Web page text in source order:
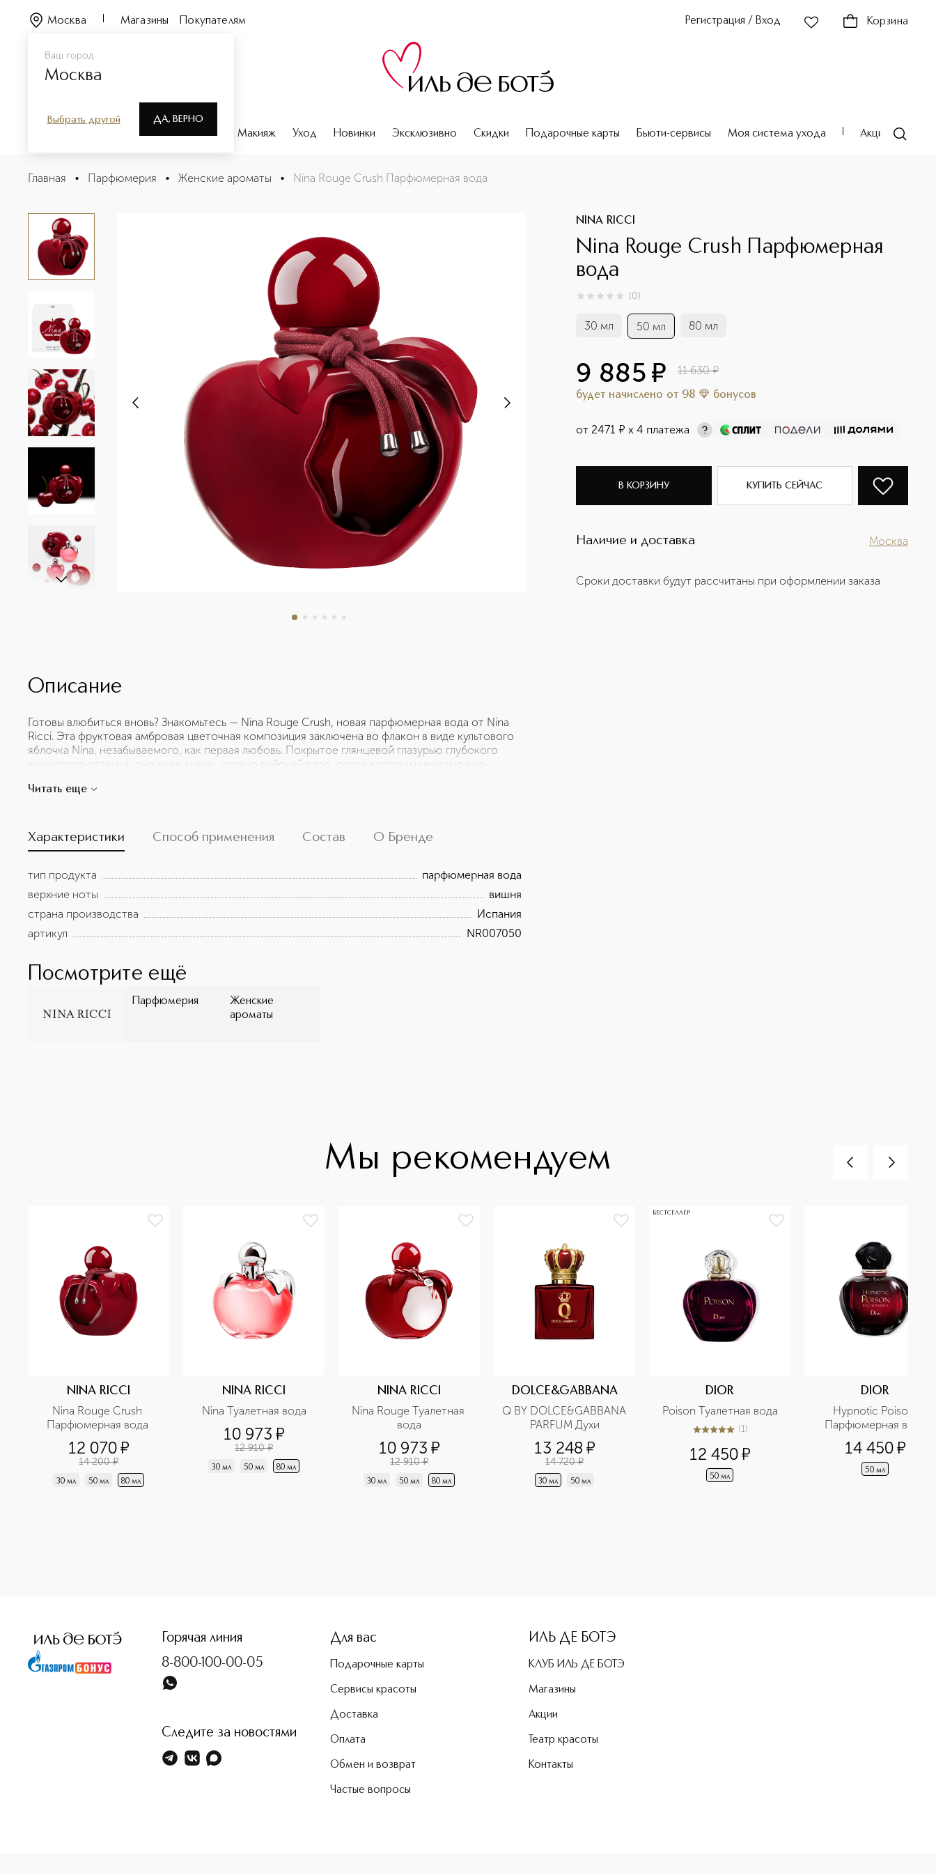
Ваш город
Москва
Выбрать другой ДА, ВЕРНО
Москва Магазины Покупателям Регистрация / Вход Корзина
Парфюмерия Макияж Уход Новинки Эксклюзивно Скидки Подарочные карты Бьюти-сервисы Моя система ухода Акции
Nina Rouge Crush Парфюмерная вода
Описание
Главная • Парфюмерия • Женские ароматы • Nina Rouge Crush Парфюмерная вода
NINA RICCI
Nina Rouge Crush Парфюмерная
вода
0из 0 (0)
30 мл 50 мл 80 мл
9 885 ¤ 11 630 ¤
будет начислено от 98 бонусов
от 2471 ¤ х 4 платежа
В КОРЗИНУ КУПИТЬ СЕЙЧАС
Наличие и доставка Москва
Сроки доставки будут рассчитаны при оформлении заказа
Описание
Готовы влюбиться вновь? Знакомьтесь — Nina Rouge Crush, новая парфюмерная вода от Nina
Ricci. Эта фруктовая амбровая цветочная композиция заключена во флакон в виде культового
яблочка Nina, незабываемого, как первая любовь. Покрытое глянцевой глазурью глубокого
вишнёвого оттенка, оно надкушено, словно райский плод, перед которым невозможно
теплоту, Nina Rouge Crush покоряет сердца своим звучанием. Сочная вишня и малина
романтики и бескомпромиссной женственности.
Читать еще
Характеристики Способ применения Состав О Бренде
тип продукта
парфюмерная вода
верхние ноты
вишня
страна производства
Испания
артикул
NR007050
Посмотрите ещё
Парфюмерия
Женские
ароматы
Мы рекомендуем
NINA RICCI
Nina Rouge Crush
12 070¤
14 200 ¤
30 мл 50 мл 80 мл
NINA RICCI
Nina Туалетная вода
10 973 ¤
12 910 ¤
30 мл 50 мл 80 мл
NINA RICCI
Nina Rouge Туалетная
вода
10 973 ¤
12 910 ¤
30 мл 50 мл 80 мл
DOLCE&GABBANA
Q BY DOLCE&GABBANA
PARFUM Духи
13 248 ¤
14 720 ¤
30 мл 50 мл
БЕСТСЕЛЛЕР
DIOR
Poison Туалетная вода
5из 51 (1)
12 450¤
50 мл
DIOR
Hypnotic Poison
Парфюмерная вода
14 450¤
50 мл
Горячая линия
8-800-100-00-05
Следите за новостями
Для вас
Подарочные карты
Сервисы красоты
Доставка
Оплата
Обмен и возврат
Частые вопросы
ИЛЬ ДЕ БОТЭ
КЛУБ ИЛЬ ДЕ БОТЭ
Магазины
Акции
Театр красоты
Контакты